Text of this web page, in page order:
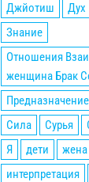
Джйотиш
Дух
Знание
Отношения
женщина Брак
Предназначение
Сила
Сурья
Я
дети жена
интерпретация